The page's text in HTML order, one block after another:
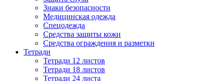
Знаки безопасности
Медицинская одежда
Спецодежда
Средства защиты кожи
Средства ограждения и разметки
Тетради
Тетради 12 листов
Тетради 18 листов
Тетради 24 листа